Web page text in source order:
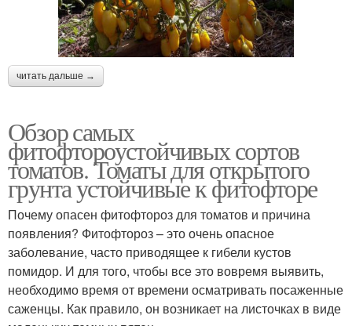
читать дальше →
Обзор самых
фитофтороустойчивых сортов
томатов. Томаты для открытого
грунта устойчивые к фитофторе
Почему опасен фитофтороз для томатов и причина
появления? Фитофтороз – это очень опасное
заболевание, часто приводящее к гибели кустов
помидор. И для того, чтобы все это вовремя выявить,
необходимо время от времени осматривать посаженные
саженцы. Как правило, он возникает на листочках в виде